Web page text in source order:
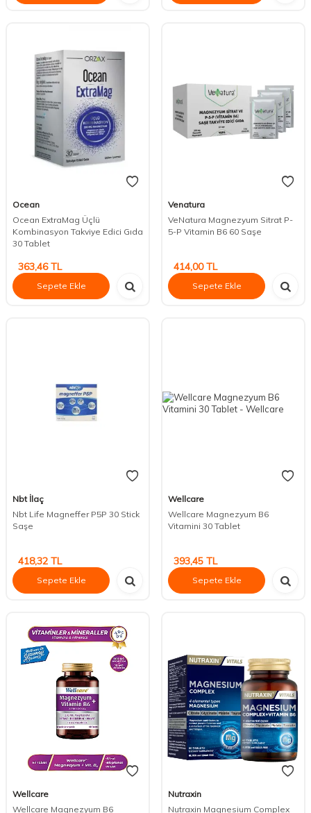
Ocean
Ocean ExtraMag Üçlü
Kombinasyon Takviye Edici Gıda
30 Tablet
363,46TL
Sepete Ekle
Venatura
VeNatura Magnezyum Sitrat P-
5-P Vitamin B6 60 Saşe
414,00TL
Sepete Ekle
Nbt İlaç
Nbt Life Magneffer P5P 30 Stick
Saşe
418,32 TL
Sepete Ekle
Wellcare
Wellcare Magnezyum B6
Vitamini 30 Tablet
393,45 TL
Sepete Ekle
Wellcare
Wellcare Magnezyum B6
Nutraxin
Nutraxin Magnesium Complex